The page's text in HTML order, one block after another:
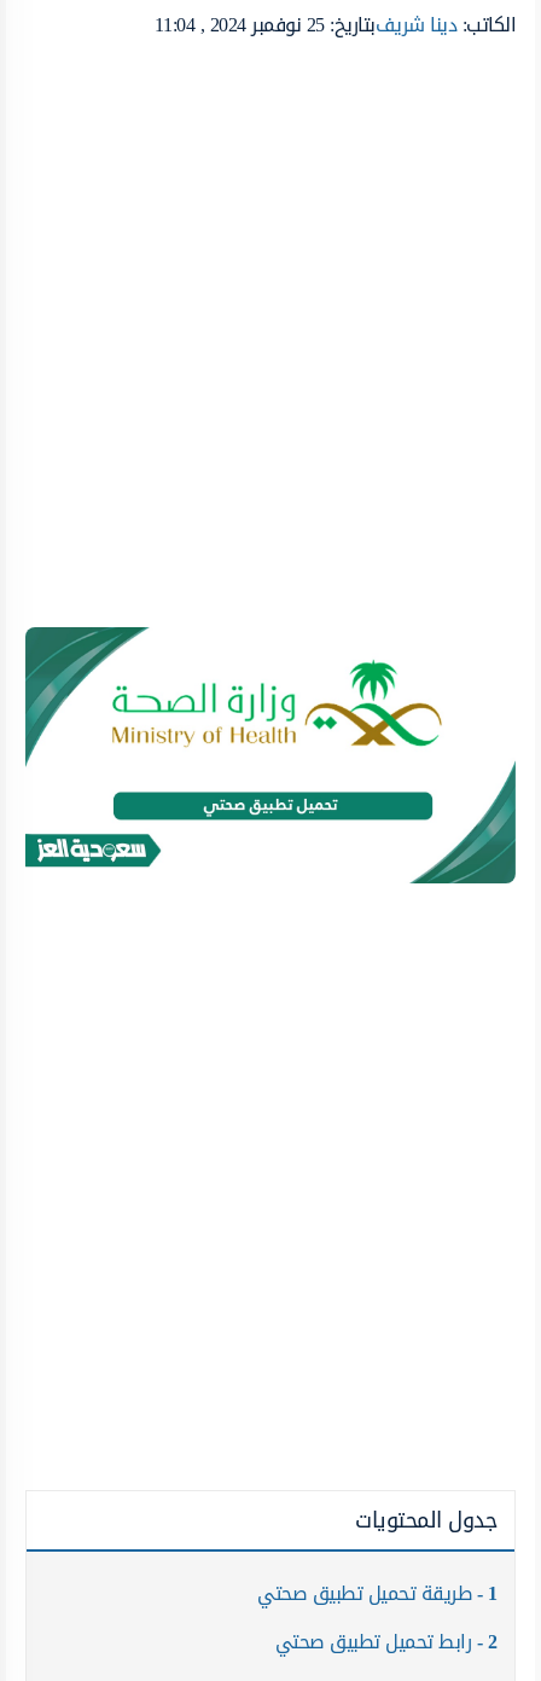
الكاتب:دينا شريفبتاريخ: 25 نوفمبر 2024 , 11:04
جدول المحتويات
1 طريقة تحميل تطبيق صحتي
2 رابط تحميل تطبيق صحتي